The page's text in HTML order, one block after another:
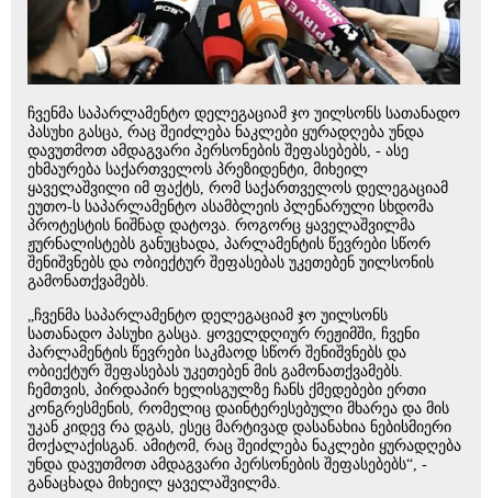
ჩვენმა საპარლამენტო დელეგაციამ ჯო უილსონს სათანადო
პასუხი გასცა, რაც შეიძლება ნაკლები ყურადღება უნდა
დავუთმოთ ამდაგვარი პერსონების შეფასებებს, - ასე
ეხმაურება საქართველოს პრეზიდენტი, მიხეილ
ყაველაშვილი იმ ფაქტს, რომ საქართველოს დელეგაციამ
ეუთო-ს საპარლამენტო ასამბლეის პლენარული სხდომა
პროტესტის ნიშნად დატოვა. როგორც ყაველაშვილმა
ჟურნალისტებს განუცხადა, პარლამენტის წევრები სწორ
შენიშვნებს და ობიექტურ შეფასებას უკეთებენ უილსონის
გამონათქვამებს.
„ჩვენმა საპარლამენტო დელეგაციამ ჯო უილსონს
სათანადო პასუხი გასცა. ყოველდღიურ რეჟიმში, ჩვენი
პარლამენტის წევრები საკმაოდ სწორ შენიშვნებს და
ობიექტურ შეფასებას უკეთებენ მის გამონათქვამებს.
ჩემთვის, პირდაპირ ხელისგულზე ჩანს ქმედებები ერთი
კონგრესმენის, რომელიც დაინტერესებული მხარეა და მის
უკან კიდევ რა დგას, ესეც მარტივად დასანახია ნებისმიერი
მოქალაქისგან. ამიტომ, რაც შეიძლება ნაკლები ყურადღება
უნდა დავუთმოთ ამდაგვარი პერსონების შეფასებებს“, -
განაცხადა მიხეილ ყაველაშვილმა.